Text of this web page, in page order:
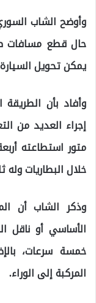
وأوضح الشاب
حال قطع مسافات
يمكن تحويل
وأفاد بأن
إجراء العديد من
متور استطاعته
خلال البطاريات
وذكر الشاب أن
الأساسي أو ناقل
خمسة سرعات،
المركبة إلى الوراء.